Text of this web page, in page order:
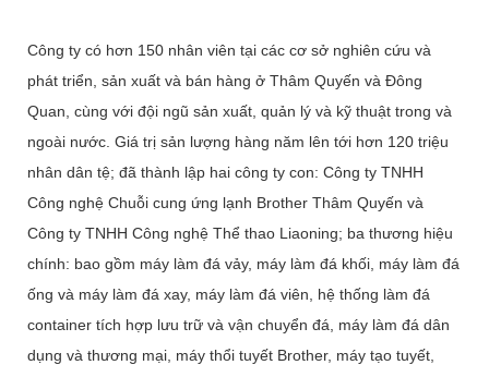
Công ty có hơn 150 nhân viên tại các cơ sở nghiên cứu và
phát triển, sản xuất và bán hàng ở Thâm Quyến và Đông
Quan, cùng với đội ngũ sản xuất, quản lý và kỹ thuật trong và
ngoài nước. Giá trị sản lượng hàng năm lên tới hơn 120 triệu
nhân dân tệ; đã thành lập hai công ty con: Công ty TNHH
Công nghệ Chuỗi cung ứng lạnh Brother Thâm Quyến và
Công ty TNHH Công nghệ Thể thao Liaoning; ba thương hiệu
chính: bao gồm máy làm đá vảy, máy làm đá khối, máy làm đá
ống và máy làm đá xay, máy làm đá viên, hệ thống làm đá
container tích hợp lưu trữ và vận chuyển đá, máy làm đá dân
dụng và thương mại, máy thổi tuyết Brother, máy tạo tuyết,